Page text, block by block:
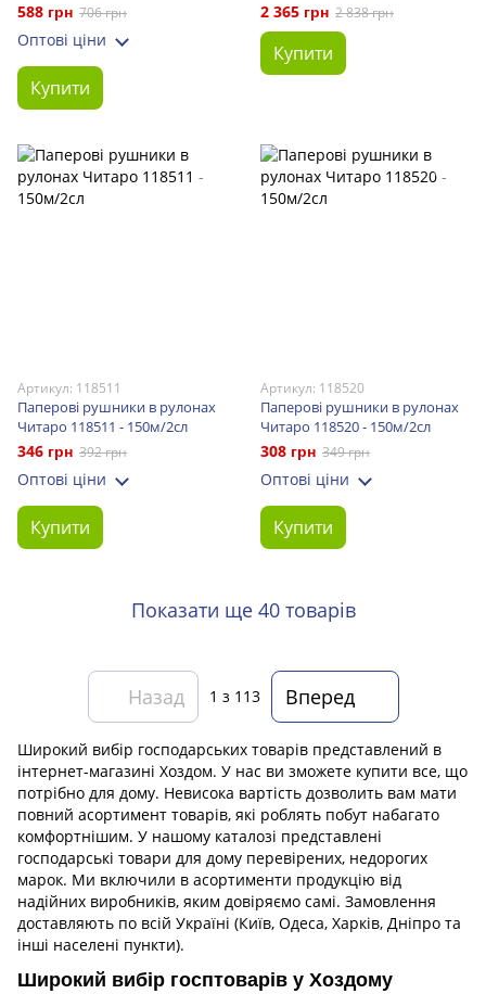
588 грн 706 грн
Оптові ціни
Купити
2 365 грн 2 838 грн
Купити
Артикул: 118511
Паперові рушники в рулонах
Читаро 118511 - 150м/2сл
346 грн 392 грн
Оптові ціни
Купити
Артикул: 118520
Паперові рушники в рулонах
Читаро 118520 - 150м/2сл
308 грн 349 грн
Оптові ціни
Купити
Показати ще 40 товарів
Назад 1 з 113 Вперед
Широкий вибір господарських товарів представлений в
інтернет-магазині Хоздом. У нас ви зможете купити все, що
потрібно для дому. Невисока вартість дозволить вам мати
повний асортимент товарів, які роблять побут набагато
комфортнішим. У нашому каталозі представлені
господарські товари для дому перевірених, недорогих
марок. Ми включили в асортименти продукцію від
надійних виробників, яким довіряємо самі. Замовлення
доставляють по всій Україні (Київ, Одеса, Харків, Дніпро та
інші населені пункти).
Широкий вибір госптоварів у Хоздому